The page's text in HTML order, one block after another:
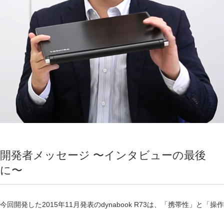
開発者メッセージ 〜インタビューの最後
に〜
今回開発した2015年11月発表のdynabook R73は、「携帯性」と「操作